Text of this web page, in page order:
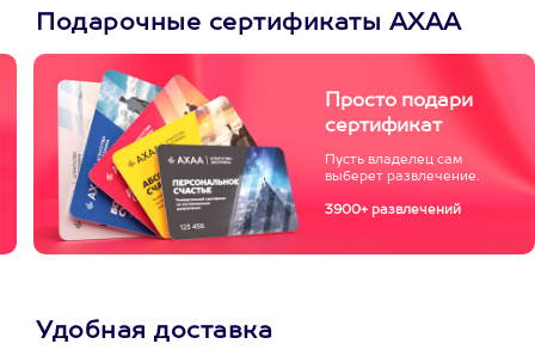
Подарочные сертификаты АХАА
Просто подари
сертификат
Пусть владелец сам
выберет развлечение.
3900+ развлечений
Удобная доставка